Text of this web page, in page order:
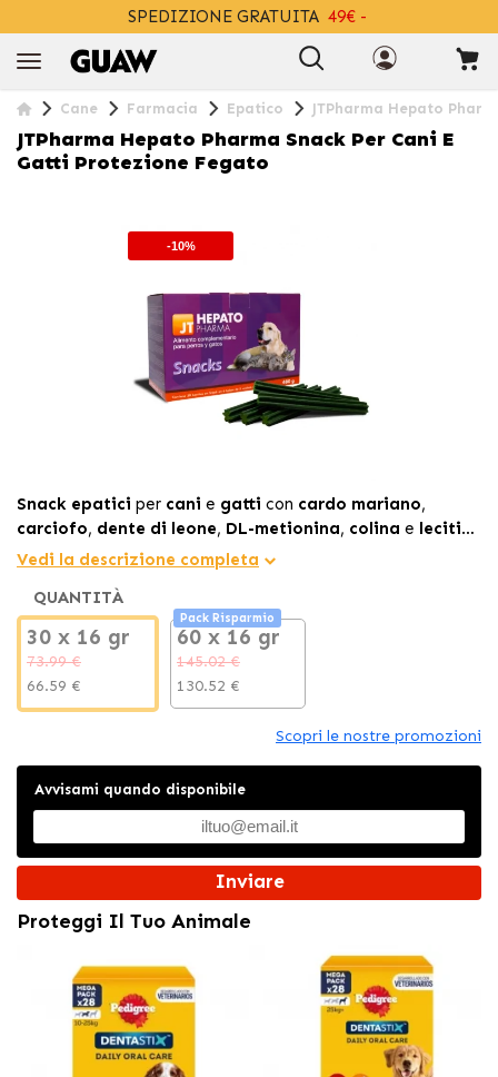
SPEDIZIONE GRATUITA 49€ -
Cane Farmacia Epatico JTPharma Hepato
JTPharma Hepato Pharma Snack Per Cani E
Gatti Protezione Fegato
-10%
Snack epatici per cani e gatti con cardo mariano,
carciofo, dente di leone, DL-metionina, colina e lecitine
che supportano lafunzione epatica
Vedi la descrizione completa
QUANTITÀ
30 x 16 gr
73.99 €
66.59 €
Pack Risparmio
60 x 16 gr
145.02 €
130.52 €
Scopri le nostre promozioni
Avvisami quando disponibile
Inviare
Proteggi Il Tuo Animale